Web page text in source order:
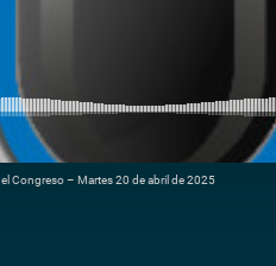
Congreso – Martes 20 de abril de 2025